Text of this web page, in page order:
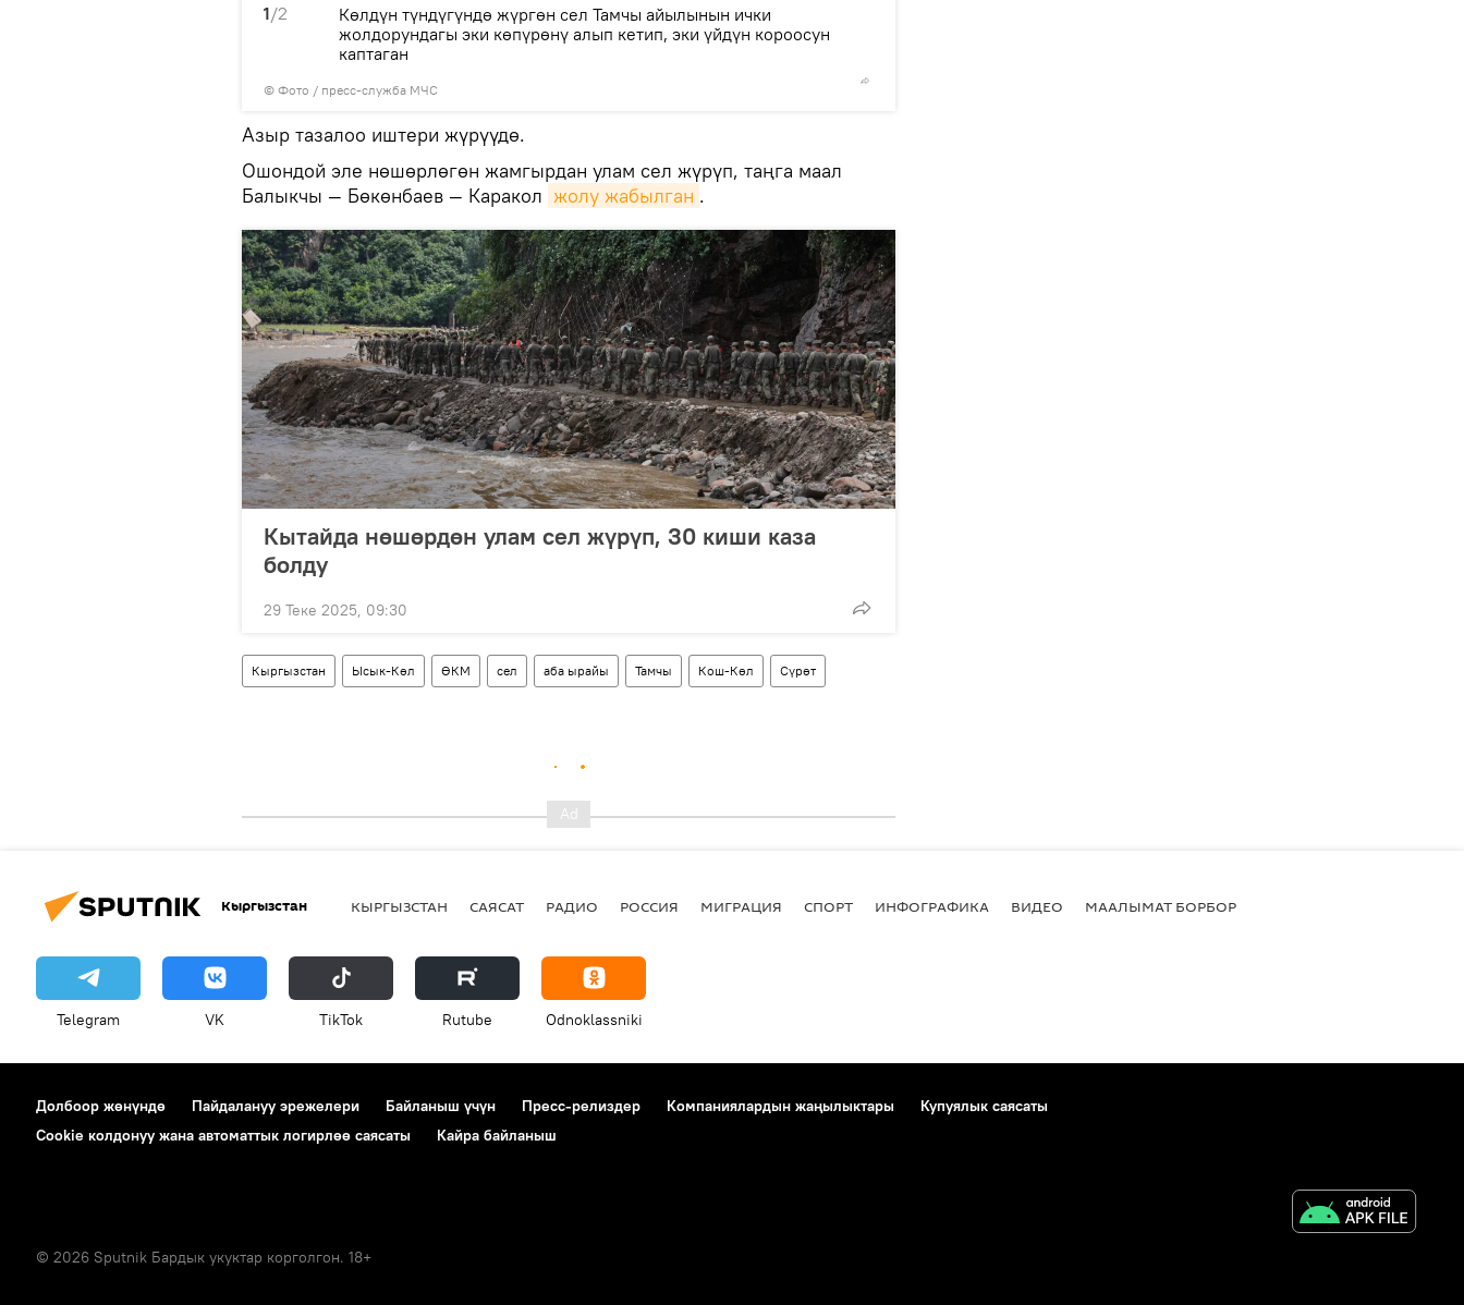
1/2
© Фото / пресс-служба МЧС
Көлдүн түндүгүндө жүргөн сел Тамчы айылынын ички
жолдорундагы эки көпүрөнү алып кетип, эки үйдүн короосун
каптаган
Азыр тазалоо иштери жүрүүдө.
Ошондой эле нөшөрлөгөн жамгырдан улам сел жүрүп, таңга маал
Балыкчы — Бөкөнбаев — Каракол жолу жабылган .
Кытайда нөшөрдөн улам сел жүрүп, 30 киши каза
болду
29 Теке 2025, 09:30
Кыргызстан Ысык-Көл ӨКМ сел аба ырайы Тамчы Кош-Көл Сүрөт
Кыргызстан КЫРГЫЗСТАН САЯСАТ РАДИО РОССИЯ МИГРАЦИЯ СПОРТ ИНФОГРАФИКА ВИДЕО МААЛЫМАТ БОРБОР
Telegram VK ТikТоk Rutube Odnoklassniki
Долбоор жөнүндө Пайдалануу эрежелери Байланыш үчүн Пресс-релиздер Компаниялардын жаңылыктары
Купуялык саясаты
Cookie колдонуу жана автоматтык логирлөө саясаты
Кайра байланыш
© 2026 Sputnik Бардык укуктар корголгон. 18+